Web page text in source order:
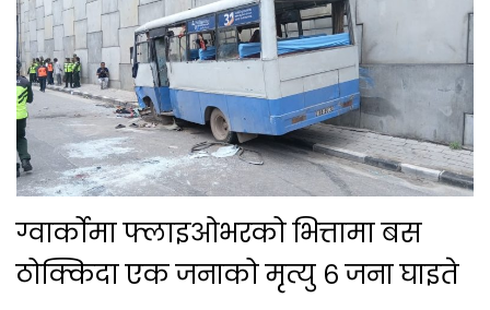
ग्वार्कोमा फ्लाइओभरको भित्तामा बस
ठोक्किदा एक जनाको मृत्यु ६ जना घाइते